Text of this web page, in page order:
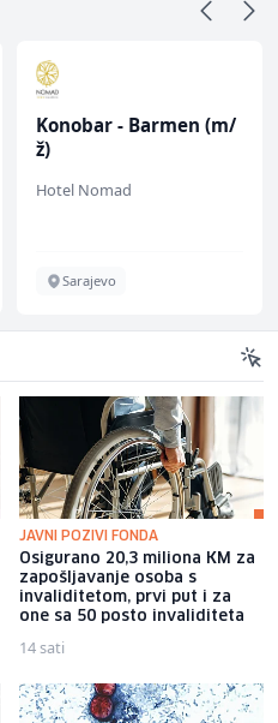
Konobar - Barmen (m/
ž)
Hotel Nomad
Sarajevo
JAVNI POZIVI FONDA
Osigurano 20,3 miliona KM za
zapošljavanje osoba s
invaliditetom, prvi put i za
one sa 50 posto invaliditeta
14 sati